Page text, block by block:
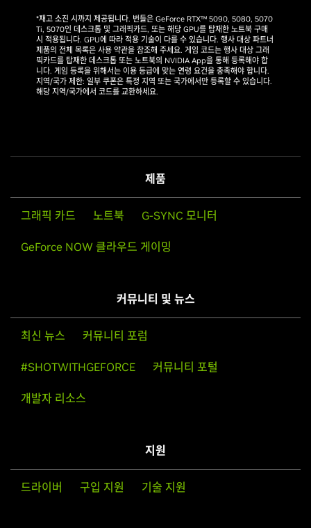
*재고 소진 시까지 제공됩니다. 번들은 GeForce RTX™ 5090, 5080, 5070
Ti, 5070인 데스크톱 및 그래픽카드, 또는 해당 GPU를 탑재한 노트북 구매
시 적용됩니다. GPU에 따라 적용 기술이 다를 수 있습니다. 행사 대상 파트너
제품의 전체 목록은 사용 약관을 참조해 주세요. 게임 코드는 행사 대상 그래
픽카드를 탑재한 데스크톱 또는 노트북의 NVIDIA App을 통해 등록해야 합
니다. 게임 등록을 위해서는 이용 등급에 맞는 연령 요건을 충족해야 합니다.
지역/국가 제한: 일부 쿠폰은 특정 지역 또는 국가에서만 등록할 수 있습니다.
해당 지역/국가에서 코드를 교환하세요.
제품
그래픽 카드 노트북 G-SYNC 모니터
GeForce NOW 클라우드 게이밍
커뮤니티 및 뉴스
최신 뉴스 커뮤니티 포럼
#SHOTWITHGEFORCE 커뮤니티 포털
개발자 리소스
지원
드라이버 구입 지원 기술 지원